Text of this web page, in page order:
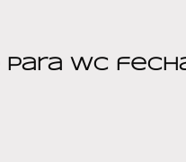
WC